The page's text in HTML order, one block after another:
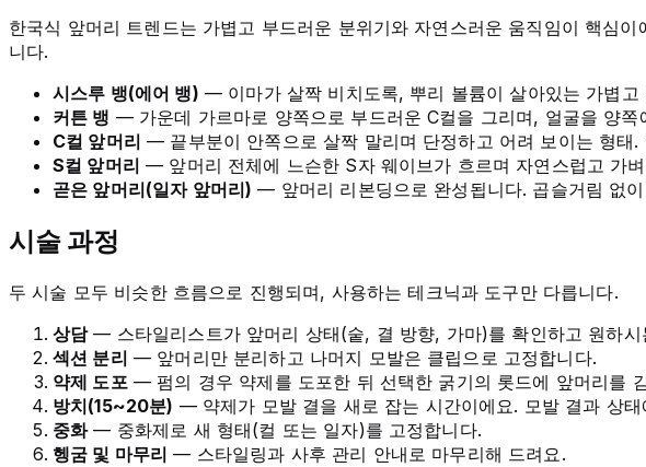
한국식 앞머리 트렌드는 가볍고 부드러운 분위기와 자연스러운 움직임이 핵심
니다.
시스루 뱅(에어 뱅) — 이마가 살짝 비치도록, 뿌리 볼륨이 살아있는 가볍
커튼 뱅 — 가운데 가르마로 양쪽으로 부드러운 C컬을 그리며, 얼굴을 양
C컬 앞머리 — 끝부분이 안쪽으로 살짝 말리며 단정하고 어려 보이는 형태.
S컬 앞머리 — 앞머리 전체에 느슨한 S자 웨이브가 흐르며 자연스럽고 가
곧은 앞머리(일자 앞머리) — 앞머리 리본딩으로 완성됩니다. 곱슬거림 없
시술 과정
두 시술 모두 비슷한 흐름으로 진행되며, 사용하는 테크닉과 도구만 다릅니다.
상담— 스타일리스트가 앞머리 상태(숱, 결 방향, 가마)를 확인하고 원하
섹션 분리 — 앞머리만 분리하고 나머지 모발은 클립으로 고정합니다.
약제 도포— 펌의 경우 약제를 도포한 뒤 선택한 굵기의 롯드에 앞머리를
방치(15~20분) — 약제가 모발 결을 새로 잡는 시간이에요. 모발 결과 상
중화— 중화제로 새 형태(컬 또는 일자)를 고정합니다.
헹굼 및 마무리 — 스타일링과 사후 관리 안내로 마무리해 드려요.